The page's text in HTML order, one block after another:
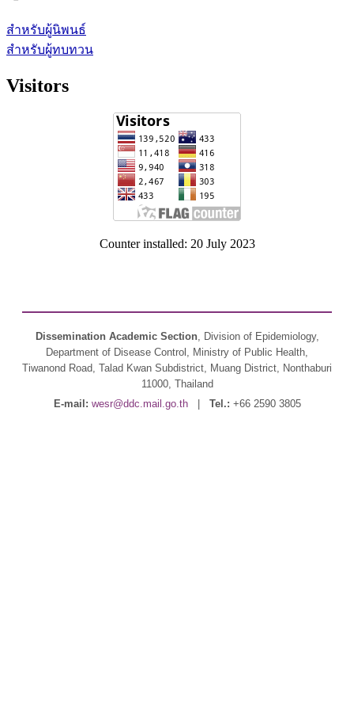
สำหรับผู้นิพนธ์
สำหรับผู้ทบทวน
Visitors
Counter installed: 20 July 2023
Dissemination Academic Section, Division of Epidemiology,
Department of Disease Control, Ministry of Public Health,
Tiwanond Road, Talad Kwan Subdistrict, Muang District, Nonthaburi
11000, Thailand
E-mail: wesr@ddc.mail.go.th| Tel.: +66 2590 3805